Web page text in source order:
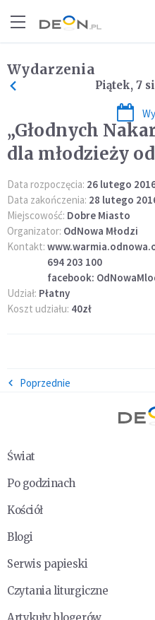
Wydarzenia
Piątek, 7
„Głodnych
dla młodzieży od
Data rozpoczęcia: 26 lutego
Data zakończenia: 28 lutego
Miejscowość: Dobre Miasto
Organizator: OdNowa Młodzi
Kontakt:
694 203 100
facebook:
Udział: Płatny
Koszt udziału: 40zł
Poprzednie
Świat
Po godzinach
Kościół
Blogi
Serwis papieski
Czytania liturgiczne